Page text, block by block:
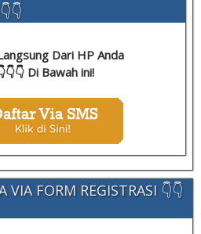
Dari HP Anda
Di Bawah ini!
VIA FORM REGISTRASI 👇👇